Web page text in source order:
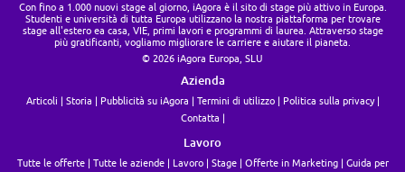
Con fino a 1.000 nuovi stage al giorno, iAgora è il sito di stage più attivo in Europa.
Studenti e università di tutta Europa utilizzano la nostra piattaforma per trovare
stage all'estero ea casa, VIE, primi lavori e programmi di laurea. Attraverso stage
più gratificanti, vogliamo migliorare le carriere e aiutare il pianeta.
© 2026 iAgora Europa, SLU
Azienda
Articoli Storia Pubblicità su iAgora Termini di utilizzo
Politica sulla privacy
Contatta
Lavoro
Tutte le offerte Tutte le aziende Lavoro Stage Offerte in Marketing Guida per